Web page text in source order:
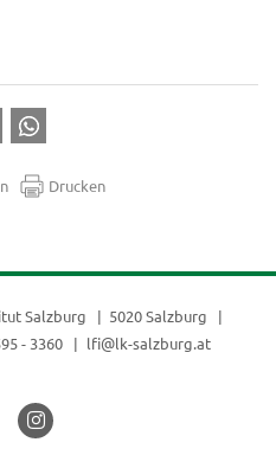
Drucken
Salzburg
5020 Salzburg
- 3360 lfi@lk-salzburg.at